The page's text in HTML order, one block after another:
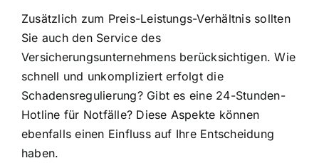
Zusätzlich zum Preis-Leistungs-Verhältnis sollten
Sie auch den Service des
Versicherungsunternehmens berücksichtigen. Wie
schnell und unkompliziert erfolgt die
Schadensregulierung? Gibt es eine 24-Stunden-
Hotline für Notfälle? Diese Aspekte können
ebenfalls einen Einfluss auf Ihre Entscheidung
haben.